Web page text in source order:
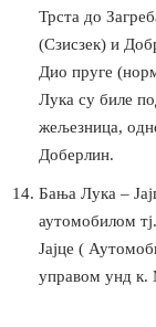
Трста до
(Сзисзек) и
Дио пруге
Лука су биле
жељезница,
Доберлин.
Бања Лука –
аутомобилом
Јајце (
управом унд к.